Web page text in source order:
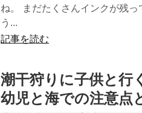
ね。 まだたくさんインクが残
う...
記事を読む
潮干狩りに子供と行
幼児と海での注意点